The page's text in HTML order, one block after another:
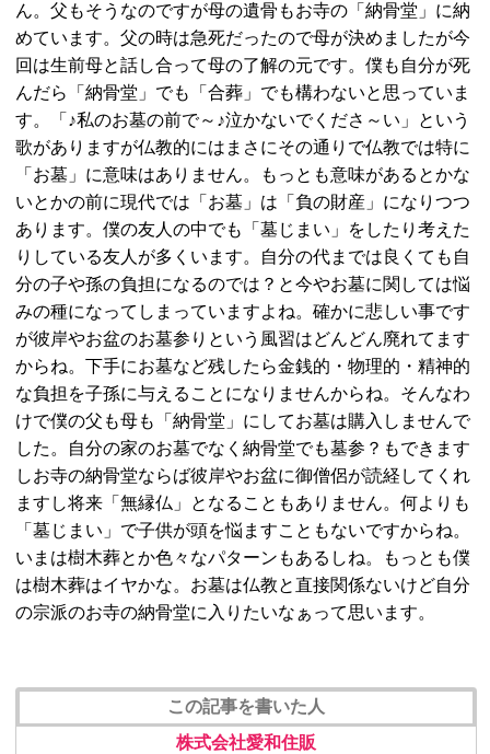
ん。父もそうなのですが母の遺骨もお寺の「納骨堂」に納
めています。父の時は急死だったので母が決めましたが今
回は生前母と話し合って母の了解の元です。僕も自分が死
んだら「納骨堂」でも「合葬」でも構わないと思っていま
す。「♪私のお墓の前で～♪泣かないでくださ～い」という
歌がありますが仏教的にはまさにその通りで仏教では特に
「お墓」に意味はありません。もっとも意味があるとかな
いとかの前に現代では「お墓」は「負の財産」になりつつ
あります。僕の友人の中でも「墓じまい」をしたり考えた
りしている友人が多くいます。自分の代までは良くても自
分の子や孫の負担になるのでは？と今やお墓に関しては悩
みの種になってしまっていますよね。確かに悲しい事です
が彼岸やお盆のお墓参りという風習はどんどん廃れてます
からね。下手にお墓など残したら金銭的・物理的・精神的
な負担を子孫に与えることになりませんからね。そんなわ
けで僕の父も母も「納骨堂」にしてお墓は購入しませんで
した。自分の家のお墓でなく納骨堂でも墓参？もできます
しお寺の納骨堂ならば彼岸やお盆に御僧侶が読経してくれ
ますし将来「無縁仏」となることもありません。何よりも
「墓じまい」で子供が頭を悩ますこともないですからね。
いまは樹木葬とか色々なパターンもあるしね。もっとも僕
は樹木葬はイヤかな。お墓は仏教と直接関係ないけど自分
の宗派のお寺の納骨堂に入りたいなぁって思います。
この記事を書いた人
株式会社愛和住販